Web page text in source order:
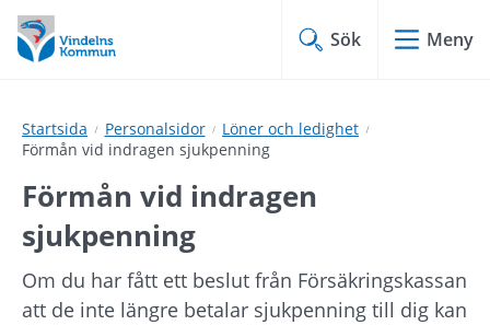
Hoppa
till
innehåll
Hoppa
till
undermeny
Sök Meny
Startsida Personalsidor
Löner och ledighet
Förmån vid indragen sjukpenning
Förmån vid indragen
sjukpenning
Om du har fått ett beslut från Försäkringskassan
att de inte längre betalar sjukpenning till dig kan